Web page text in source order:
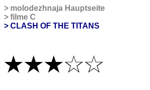
> molodezhnaja Hauptseite
> filme C
> CLASH OF THE TITANS